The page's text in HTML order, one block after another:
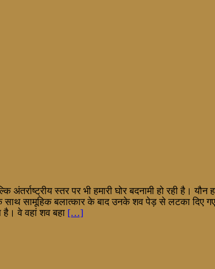
स्तर पर भी हमारी घोर बदनामी हो रही है।
सामूहिक बलात्कार के बाद उनके शव पेड़ से लटका दिए गए,
है। वे वहां शव बहा […]